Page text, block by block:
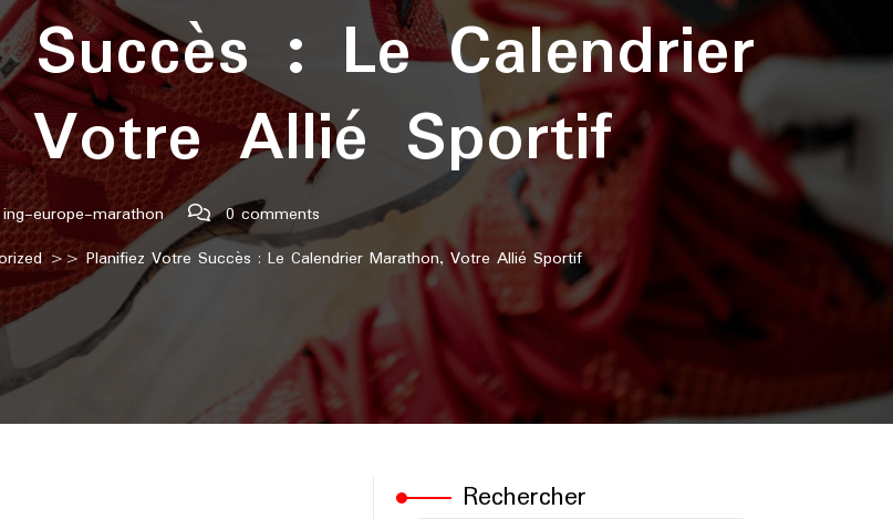
: Le Calendrier
Votre Allié Sportif
ing-europe-marathon
0 comments
>> Planifiez Votre Succès : Le Calendrier Marathon, Votre Allié Sportif
Rechercher